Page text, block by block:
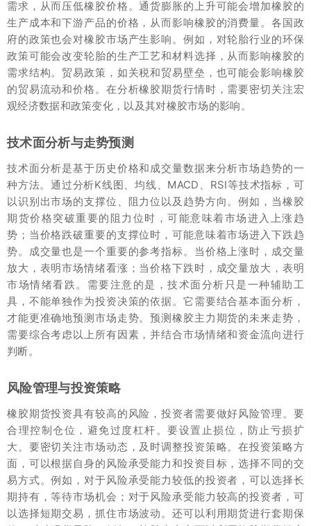
需求，从而压低橡胶价格。通货膨胀的上升可能会增加橡胶的
生产成本和下游产品的价格，从而影响橡胶的消费量。各国政
府的政策也会对橡胶市场产生影响。例如，对轮胎行业的环保
政策可能会改变轮胎的生产工艺和材料选择，从而影响橡胶的
需求结构。贸易政策，如关税和贸易壁垒，也可能会影响橡胶
的贸易流动和价格。在分析橡胶期货行情时，需要密切关注宏
观经济数据和政策变化，以及其对橡胶市场的影响。
技术面分析与走势预测
技术面分析是基于历史价格和成交量数据来分析市场趋势的一
种方法。通过分析K线图、均线、MACD、RSI等技术指标，可
以识别出市场的支撑位、阻力位以及趋势方向。例如，当橡胶
期货价格突破重要的阻力位时，可能意味着市场进入上涨趋
势；当价格跌破重要的支撑位时，可能意味着市场进入下跌趋
势。成交量也是一个重要的参考指标。当价格上涨时，成交量
放大，表明市场情绪看涨；当价格下跌时，成交量放大，表明
市场情绪看跌。需要注意的是，技术面分析只是一种辅助工
具，不能单独作为投资决策的依据。它需要结合基本面分析，
才能更准确地预测市场走势。预测橡胶主力期货的未来走势，
需要综合考虑以上所有因素，并结合市场情绪和资金流向进行
判断。
风险管理与投资策略
橡胶期货投资具有较高的风险，投资者需要做好风险管理。要
合理控制仓位，避免过度杠杆。要设置止损位，防止亏损扩
大。要密切关注市场动态，及时调整投资策略。在投资策略方
面，可以根据自身的风险承受能力和投资目标，选择不同的交
易方式。例如，对于风险承受能力较低的投资者，可以选择长
期持有，等待市场机会；对于风险承受能力较高的投资者，可
以选择短期交易，抓住市场波动。还可以利用期货进行套期保